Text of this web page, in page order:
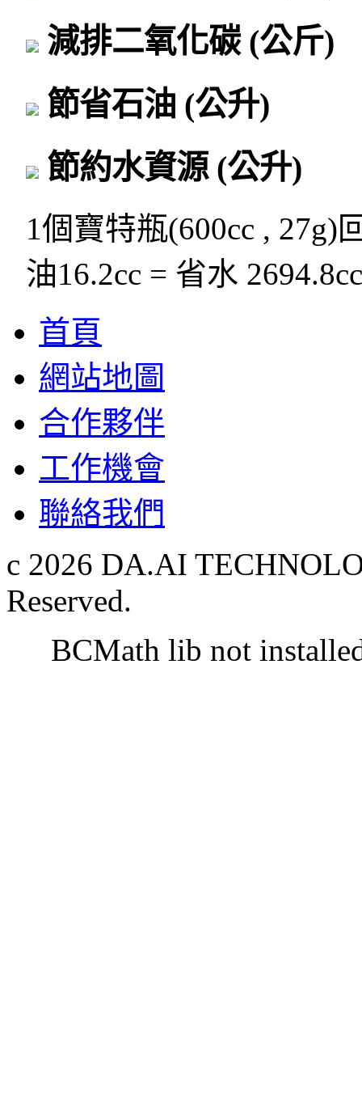
減排二氧化碳 (公斤)
節省石油 (公升)
節約水資源 (公升)
1個寶特瓶(600cc , 27g)
油16.2cc = 省水
首頁
網站地圖
合作夥伴
工作機會
聯絡我們
c 2026 DA.AI
Reserved.
BCMath lib not